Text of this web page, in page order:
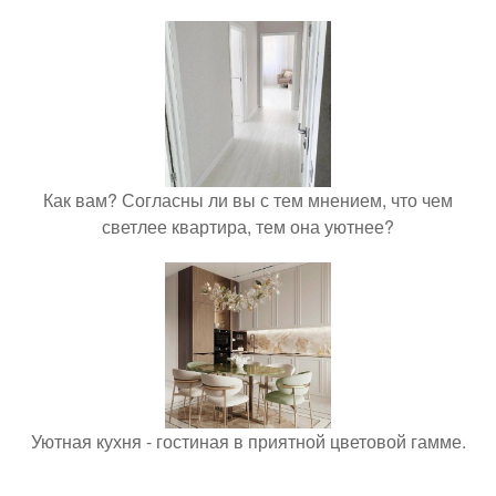
Как вам? Согласны ли вы с тем мнением, что чем
светлее квартира, тем она уютнее?
Уютная кухня - гостиная в приятной цветовой гамме.